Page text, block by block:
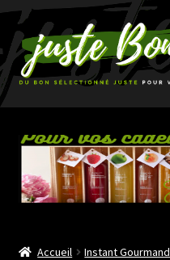
Aller
à
la
navigation
Aller
au
contenu
Accueil
Boutique
Accueil Instant Gourmand